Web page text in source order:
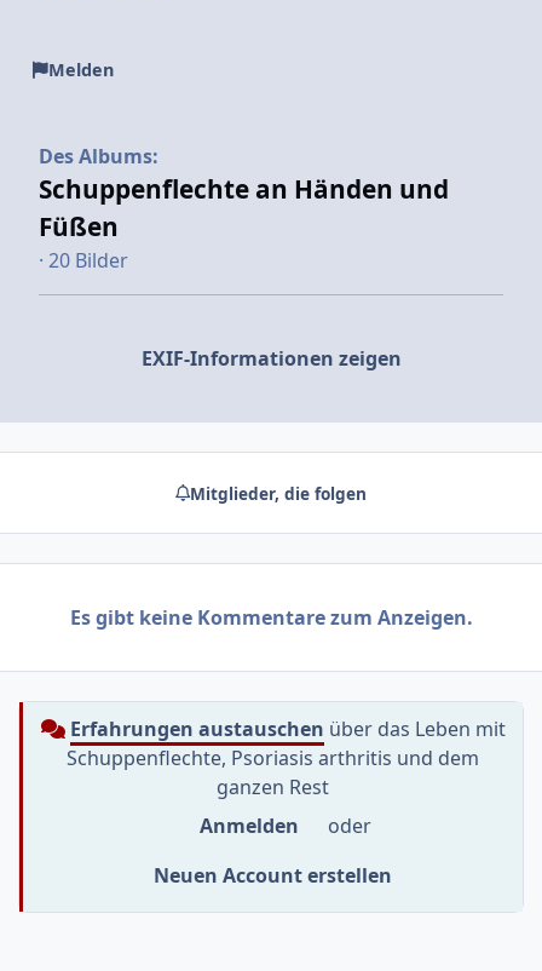
Melden
Des Albums:
Schuppenflechte an Händen und
Füßen
· 20 Bilder
EXIF-Informationen zeigen
Mitglieder, die folgen
Es gibt keine Kommentare zum Anzeigen.
Erfahrungen austauschen über das Leben mit
Schuppenflechte, Psoriasis arthritis und dem
ganzen Rest
Anmelden
oder
Neuen Account erstellen